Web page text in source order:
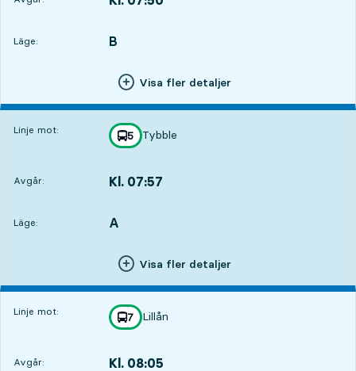
Läge:
LÄGE, B
,
Visa fler detaljer
Linje mot: linje
5
mot
Tybble
,
Avgår: Kl. 07:57
Läge:
LÄGE, A
,
Visa fler detaljer
Linje mot: linje
7
mot
Lillån
,
Avgår: Kl. 08:05